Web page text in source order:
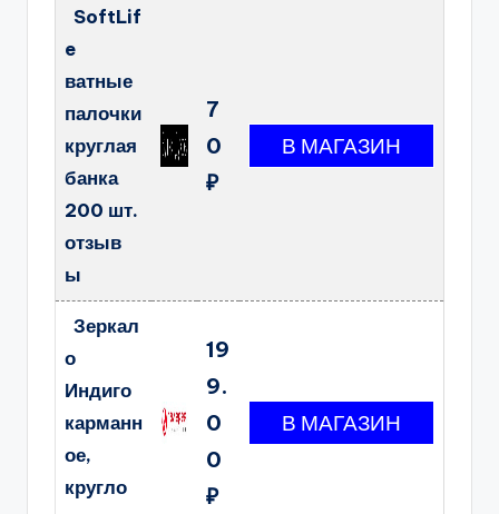
SoftLif
e
ватные
палочки
круглая
банка
200 шт.
отзыв
ы
7
0
₽
Зеркал
о
Индиго
карманн
ое,
кругло
19
9.
0
0
₽